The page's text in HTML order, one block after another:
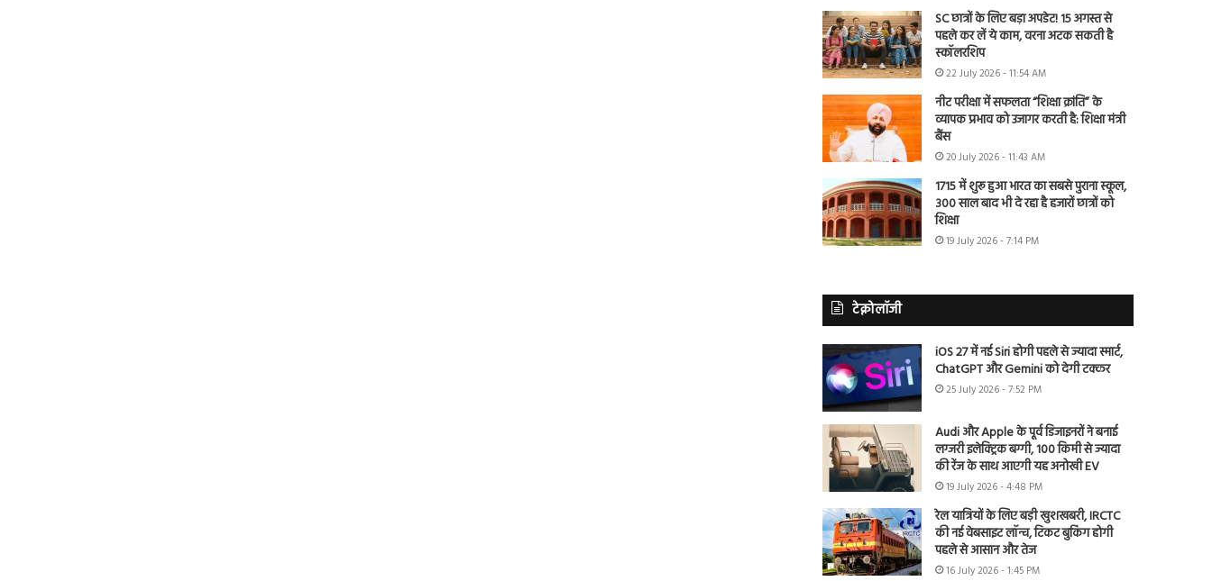
SC छात्रों के लिए बड़ा अपडेट! 15 अगस्त से
पहले कर लें ये काम, वरना अटक सकती है
स्कॉलरशिप
22 July 2026 - 11:54 AM
नीट परीक्षा में सफलता “शिक्षा क्रांति” के
व्यापक प्रभाव को उजागर करती है: शिक्षा मंत्री
बैंस
20 July 2026 - 11:43 AM
1715 में शुरू हुआ भारत का सबसे पुराना स्कूल,
300 साल बाद भी दे रहा है हजारों छात्रों को
शिक्षा
19 July 2026 - 7:14 PM
टेक्नोलॉजी
iOS 27 में नई Siri होगी पहले से ज्यादा स्मार्ट,
ChatGPT और Gemini को देगी टक्कर
25 July 2026 - 7:52 PM
Audi और Apple के पूर्व डिजाइनरों ने बनाई
लग्जरी इलेक्ट्रिक बग्गी, 100 किमी से ज्यादा
की रेंज के साथ आएगी यह अनोखी EV
19 July 2026 - 4:48 PM
रेल यात्रियों के लिए बड़ी खुशखबरी, IRCTC
की नई वेबसाइट लॉन्च, टिकट बुकिंग होगी
पहले से आसान और तेज
16 July 2026 - 1:45 PM